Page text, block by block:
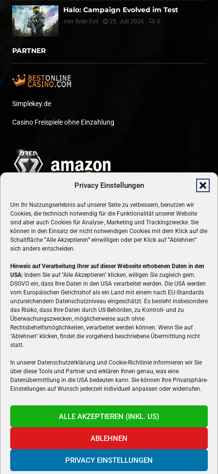
Privacy Einstellungen
Um Ihr Nutzungserlebnis auf unserer Seite zu verbessern, benutzen wir
Cookies, die technisch notwendig für die Funktionalität unserer Website
sind aber auch Cookies für Analyse-, Marketing und Trackingzwecke. Sie
können in den Einsatz der nicht notwendigen Cookies mit dem Klick auf die
Schaltfläche "Alle Akzeptieren" einwilligen oder per Klick auf"Ablehnen"
sich anders entscheiden.
Hinweis auf Verarbeitung Ihrer auf dieser Webseite erhobenen Daten in den
USA: Indem Sie auf "Alle Akzeptieren" klicken, willigen Sie zugleich gem.
DSGVO ein, dass Ihre Daten in den USA verarbeitet werden. Die USA werden
vom Europäischen Gerichtshof als ein Land mit einem nach EU-Standards
unzureichendem Datenschutzniveau eingeschätzt. Es besteht insbesondere
das Risiko, dass Ihre Daten durch US-Behörden, zu Kontroll- und zu
Überwachungszwecken, möglicherweise auch ohne
Rechtsbehelfsmöglichkeiten, verarbeitet werden können. Wenn Sie auf
"Ablehnen" klicken, findet die vorgehend beschriebene Übermittlung nicht
statt.
In unserer Datenschutzerklärung und Cookie-Richtlinie informieren wir Sie
über diese Tools und Partner und erklären Ihnen genau, was eine
Datenübermittlung in die USA bedeuten kann. Sie können Ihre Privatsphäre-
Einstellungen auf Wunsch jederzeit individuell anpassen oder widerrufen.
ALLE AKZEPTIEREN (INKL. US)
ABLEHNEN
PRIVACY EINSTELLUNGEN
Halo: Campaign Evolved im Test
von Sven Evil 25. Juli 2026 0
PARTNER
Simplekey.de
Casino Freispiele ohne Einzahlung
ÜBER UNS
VON GAMERN, FÜR GAMER! Gamers.at ist das älteste Online-
Spielemagazin Österreichs und bringt täglich aktuelle News,
Reviews und Videos zu PC- und Konsolenspielen, Gaming-
Hardware und aus der Welt des e-Sport's.
FOLGE UNS
Gamers.at v6 © 1999-2024 All Rights Reserved -Kontakt|Impressum|